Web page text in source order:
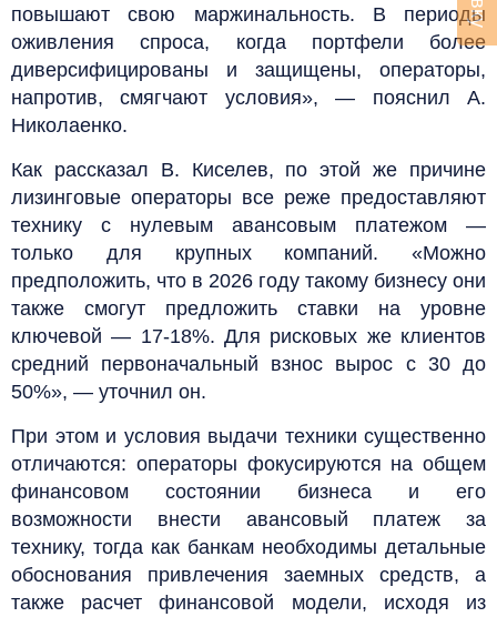
повышают свою маржинальность. В периоды
оживления спроса, когда портфели более
диверсифицированы и защищены, операторы,
напротив, смягчают условия», — пояснил А.
Николаенко.
Как рассказал В. Киселев, по этой же причине
лизинговые операторы все реже предоставляют
технику с нулевым авансовым платежом —
только для крупных компаний. «Можно
предположить, что в 2026 году такому бизнесу они
также смогут предложить ставки на уровне
ключевой — 17-18%. Для рисковых же клиентов
средний первоначальный взнос вырос с 30 до
50%», — уточнил он.
При этом и условия выдачи техники существенно
отличаются: операторы фокусируются на общем
финансовом состоянии бизнеса и его
возможности внести авансовый платеж за
технику, тогда как банкам необходимы детальные
обоснования привлечения заемных средств, а
также расчет финансовой модели, исходя из